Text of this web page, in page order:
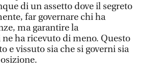
di un assetto dove il segreto
far governare chi ha
ma garantire la
ha ricevuto di meno. Questo
e vissuto sia che si governi sia